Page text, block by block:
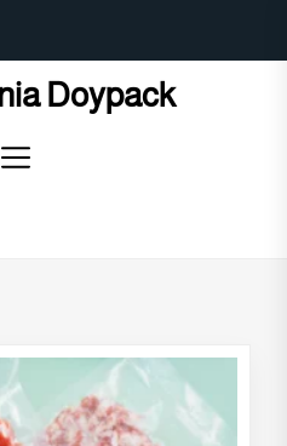
Doypack